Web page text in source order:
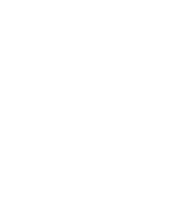
les pâturages environnants.
longs et rigoureux. Vemdalen